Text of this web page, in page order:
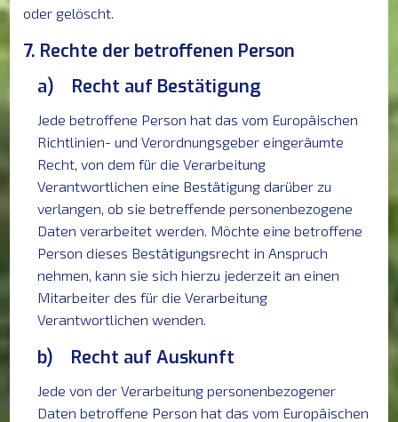
oder gelöscht.
7. Rechte der betroffenen Person
a) Recht auf Bestätigung
Jede betroffene Person hat das vom Europäischen
Richtlinien- und Verordnungsgeber eingeräumte
Recht, von dem für die Verarbeitung
Verantwortlichen eine Bestätigung darüber zu
verlangen, ob sie betreffende personenbezogene
Daten verarbeitet werden. Möchte eine betroffene
Person dieses Bestätigungsrecht in Anspruch
nehmen, kann sie sich hierzu jederzeit an einen
Mitarbeiter des für die Verarbeitung
Verantwortlichen wenden.
b) Recht auf Auskunft
Jede von der Verarbeitung personenbezogener
Daten betroffene Person hat das vom Europäischen